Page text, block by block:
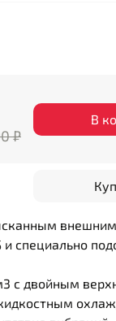
₽
В
специально
с двойным